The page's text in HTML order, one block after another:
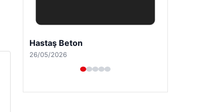
Hastaş Beton
26/05/2026